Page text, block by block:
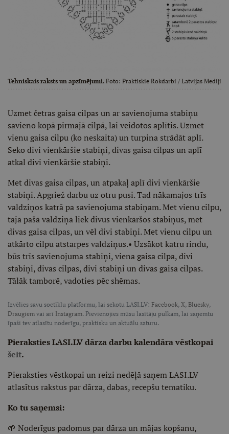
Tehniskais raksts un apzīmējumi. Foto: Praktiskie Rokdarbi / Latvijas Mediji
Uzmet četras gaisa cilpas un ar savienojuma stabiņu
savieno kopā pirmajā cilpā, lai veidotos aplītis. Uzmet
vienu gaisa cilpu (ko neskaita) un turpina strādāt aplī.
Seko divi vienkāršie stabiņi, divas gaisa cilpas un aplī
atkal divi vienkāršie stabiņi.
Met divas gaisa cilpas, un atpakaļ aplī divi vienkāršie
stabiņi. Apgriež darbu uz otru pusi. Tad nākamajos trīs
valdziņos katrā pa savienojuma stabiņam. Met vienu cilpu,
tajā pašā valdziņā liek divus vienkāršos stabiņus, met
divas gaisa cilpas, un vēl divi stabiņi. Met vienu cilpu un
atkārto cilpu atstarpes valdziņus.• Uzsākot katru rindu,
būs trīs savienojuma stabiņi, viena gaisa cilpa, divi
stabiņi, divas cilpas, divi stabiņi un divas gaisa cilpas.
Tālāk tamborē, vadoties pēc shēmas.
Izvēlies savu soctīklu platformu, lai sekotu LASI.LV: Facebook, X, Bluesky,
Draugiem vai arī Instagram. Pievienojies mūsu lasītāju pulkam, lai saņemtu
īpaši tev atlasītu noderīgu, praktisku un aktuālu saturu.
Pieraksties LASI.LV dārza darbu kalendāra vēstkopai
šeit.
Pieraksties vēstkopai un reizi nedēļā saņem LASI.LV
atlasītus rakstus par dārza, dabas, recepšu tematiku.
Ko tu saņemsi:
🌱 Noderīgus padomus par dārza un mājas kopšanu,